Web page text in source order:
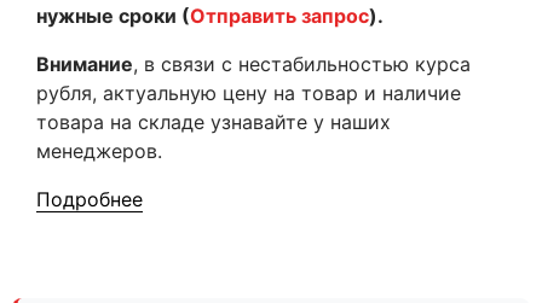
нужные сроки (Отправить запрос).
Внимание, в связи с нестабильностью курса
рубля, актуальную цену на товар и наличие
товара на складе узнавайте у наших
менеджеров.
Подробнее